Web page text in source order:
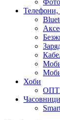
Хоби
Часовници